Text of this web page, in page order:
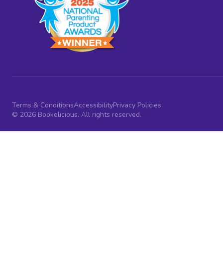
Terms & ConditionsAccessibilityPrivacy Policies
© 2026 Bookelicious. All rights reserved.